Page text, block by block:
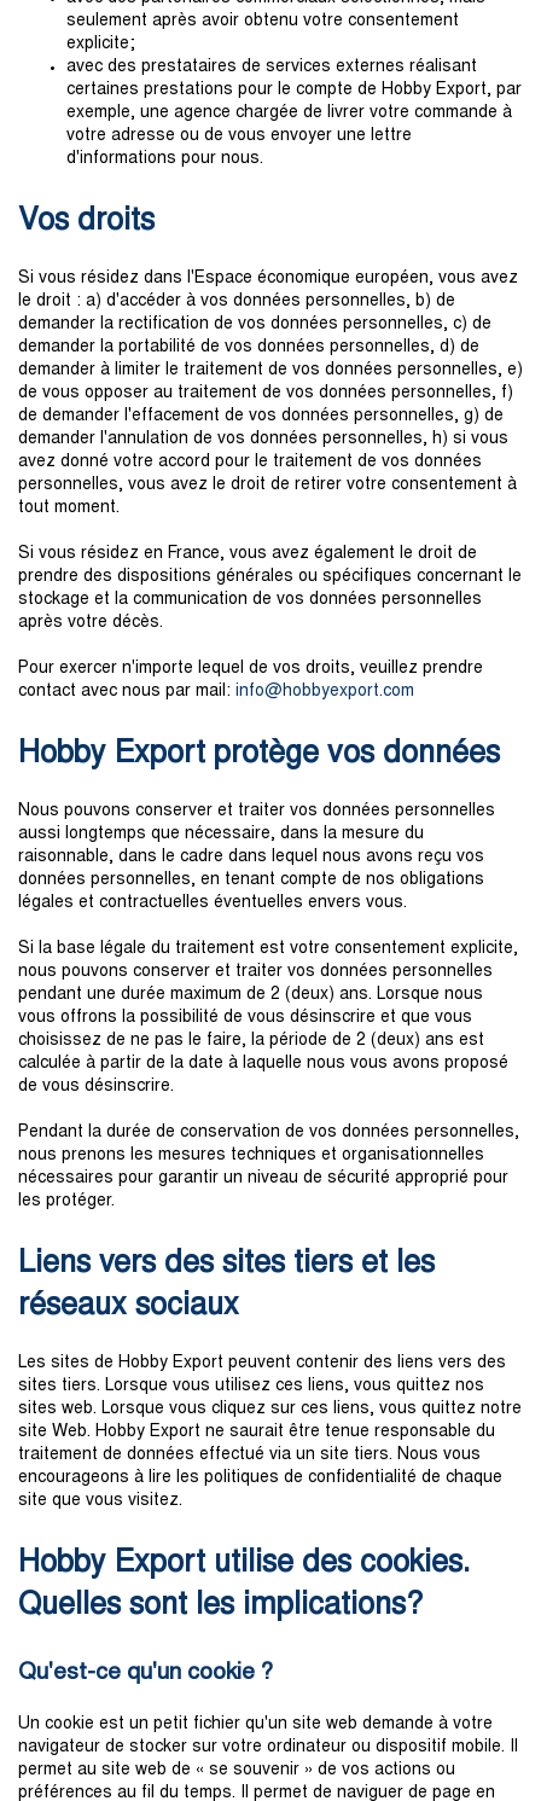
seulement après avoir obtenu votre consentement
explicite;
avec des prestataires de services externes réalisant
certaines prestations pour le compte de Hobby Export, par
exemple, une agence chargée de livrer votre commande à
votre adresse ou de vous envoyer une lettre
d'informations pour nous.
Vos droits
Si vous résidez dans l'Espace économique européen, vous avez
le droit : a) d'accéder à vos données personnelles, b) de
demander la rectification de vos données personnelles, c) de
demander la portabilité de vos données personnelles, d) de
demander à limiter le traitement de vos données personnelles, e)
de vous opposer au traitement de vos données personnelles, f)
de demander l'effacement de vos données personnelles, g) de
demander l'annulation de vos données personnelles, h) si vous
avez donné votre accord pour le traitement de vos données
personnelles, vous avez le droit de retirer votre consentement à
tout moment.
Si vous résidez en France, vous avez également le droit de
prendre des dispositions générales ou spécifiques concernant le
stockage et la communication de vos données personnelles
après votre décès.
Pour exercer n'importe lequel de vos droits, veuillez prendre
contact avec nous par mail: info@hobbyexport.com
Hobby Export protège vos données
Nous pouvons conserver et traiter vos données personnelles
aussi longtemps que nécessaire, dans la mesure du
raisonnable, dans le cadre dans lequel nous avons reçu vos
données personnelles, en tenant compte de nos obligations
légales et contractuelles éventuelles envers vous.
Si la base légale du traitement est votre consentement explicite,
nous pouvons conserver et traiter vos données personnelles
pendant une durée maximum de 2 (deux) ans. Lorsque nous
vous offrons la possibilité de vous désinscrire et que vous
choisissez de ne pas le faire, la période de 2 (deux) ans est
calculée à partir de la date à laquelle nous vous avons proposé
de vous désinscrire.
Pendant la durée de conservation de vos données personnelles,
nous prenons les mesures techniques et organisationnelles
nécessaires pour garantir un niveau de sécurité approprié pour
les protéger.
Liens vers des sites tiers et les
réseaux sociaux
Les sites de Hobby Export peuvent contenir des liens vers des
sites tiers. Lorsque vous utilisez ces liens, vous quittez nos
sites web. Lorsque vous cliquez sur ces liens, vous quittez notre
site Web. Hobby Export ne saurait être tenue responsable du
traitement de données effectué via un site tiers. Nous vous
encourageons à lire les politiques de confidentialité de chaque
site que vous visitez.
Hobby Export utilise des cookies.
Quelles sont les implications?
Qu'est-ce qu'un cookie ?
Un cookie est un petit fichier qu'un site web demande à votre
navigateur de stocker sur votre ordinateur ou dispositif mobile. Il
permet au site web de « se souvenir » de vos actions ou
préférences au fil du temps. Il permet de naviguer de page en